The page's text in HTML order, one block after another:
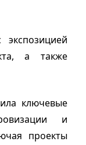
а также
ключевые
и
проекты